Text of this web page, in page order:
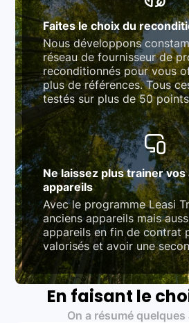
Faites le choix du
Nous développons
réseau de fournisseur de
reconditionnés pour vous
plus de références. Tous
testés sur plus de 50
Ne laissez plus trainer vos
appareils
Avec le programme Leasi
anciens appareils mais
appareils en fin de contrat
valorisés et avoir une
En faisant le
On a résumé